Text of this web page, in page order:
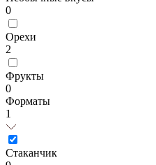
0
Орехи
2
Фрукты
0
Форматы
1
Стаканчик